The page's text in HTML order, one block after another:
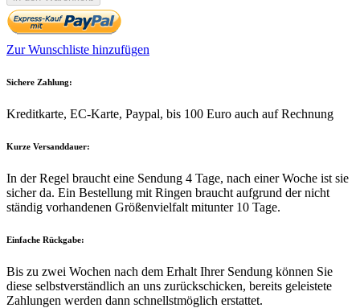
Zur Wunschliste hinzufügen
Sichere Zahlung:
Kreditkarte, EC-Karte, Paypal, bis 100 Euro auch auf Rechnung
Kurze Versanddauer:
In der Regel braucht eine Sendung 4 Tage, nach einer Woche ist sie
sicher da. Ein Bestellung mit Ringen braucht aufgrund der nicht
ständig vorhandenen Größenvielfalt mitunter 10 Tage.
Einfache Rückgabe:
Bis zu zwei Wochen nach dem Erhalt Ihrer Sendung können Sie
diese selbstverständlich an uns zurückschicken, bereits geleistete
Zahlungen werden dann schnellstmöglich erstattet.